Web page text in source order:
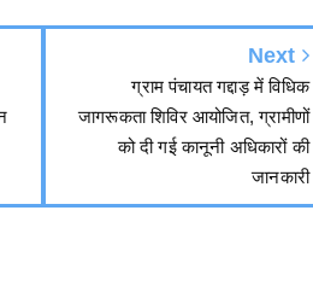
जागरूकता शिविर आयोजित, ग्रामीणों
को दी गई कानूनी अधिकारों की
जानकारी